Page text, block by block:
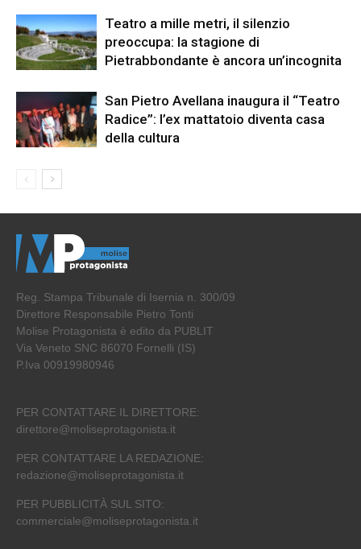
Teatro a mille metri, il silenzio
preoccupa: la stagione di
Pietrabbondante è ancora un’incognita
San Pietro Avellana inaugura il “Teatro
Radice”: l’ex mattatoio diventa casa
della cultura
Reg. Stampa Tribunale di Isernia n. 300/09
Direttore Responsabile Pietro Tonti
Molise Protagonista è edito da PUBLIT
Via Veneto SNC 86070 Fornelli (IS)
P.Iva 00919980946
PER CONTATTARE IL DIRETTORE:
direttore@moliseprotagonista.it
PER CONTATTARE LA REDAZIONE:
redazione@moliseprotagonista.it
PER PUBBLICITÀ SUL SITO:
commerciale@moliseprotagonista.it